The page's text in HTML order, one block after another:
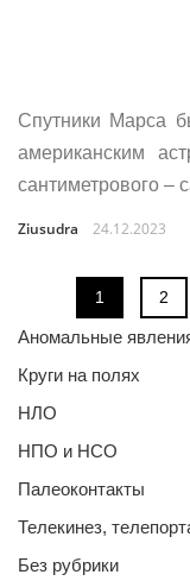
Спутники Марса
американским
сантиметрового –
Ziusudra 24.12.2023
1 2
Аномальные
Круги на полях
НЛО
НПО и НСО
Палеоконтакты
Телекинез,
Без рубрики